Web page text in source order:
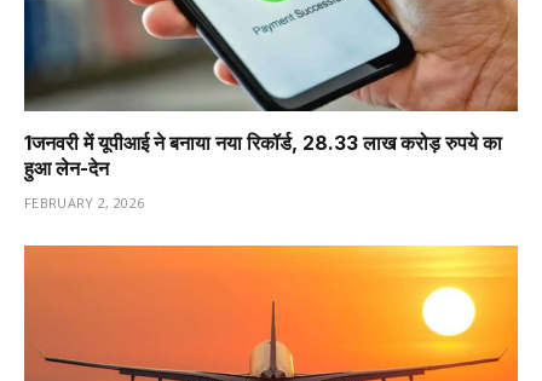
1️जनवरी में यूपीआई ने बनाया नया रिकॉर्ड, 28.33 लाख करोड़ रुपये का
हुआ लेन-देन
FEBRUARY 2, 2026